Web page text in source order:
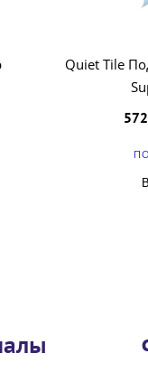
Quiet Tile